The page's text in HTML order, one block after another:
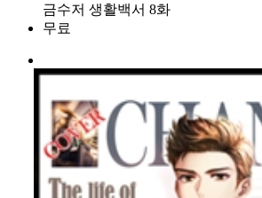
금수저 생활백서 8화
무료